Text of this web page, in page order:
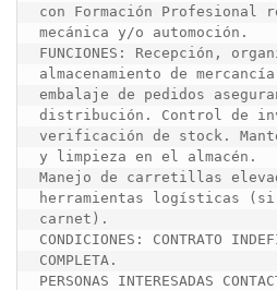
con Formación Profesional
mecánica y/o automoción.
FUNCIONES: Recepción,
almacenamiento de
embalaje de pedidos
distribución. Control de
verificación de stock.
y limpieza en el almacén.
Manejo de carretillas
herramientas logísticas (si
carnet).
CONDICIONES: CONTRATO
COMPLETA.
PERSONAS INTERESADAS